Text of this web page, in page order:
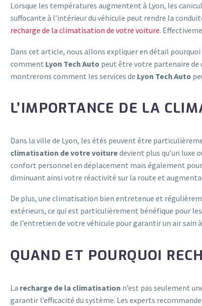
Lorsque les températures augmentent à Lyon, les
suffocante à l’intérieur du véhicule peut rendre la
recharge de la climatisation de votre voiture.
Dans cet article, nous allons expliquer en détail
comment Lyon Tech Auto peut être votre partenaire de
montrerons comment les services de Lyon Tech Auto
L’IMPORTANCE DE LA
Dans la ville de Lyon, les étés peuvent être
climatisation de votre voituredevient plus qu’un luxe
confort personnel en déplacement mais également
diminuant ainsi votre réactivité sur la route et
De plus, une climatisation bien entretenue et
extérieurs, ce qui est particulièrement bénéfique pour
de l’entretien de votre véhicule pour garantir un air sain
QUAND ET POURQUOI
La recharge de la climatisation n’est pas seulement
garantir l’efficacité du système. Les experts